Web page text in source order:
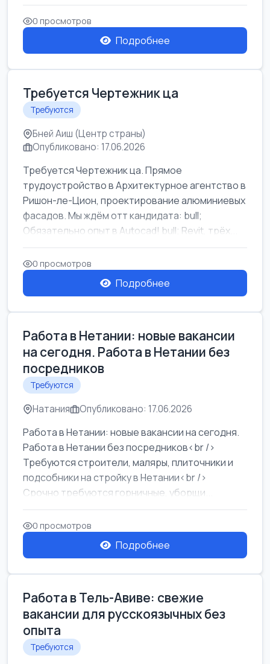
0 просмотров
Подробнее
Требуется Чертежник ца
Требуются
Бней Аиш (Центр страны)
Опубликовано: 17.06.2026
Требуется Чертежник ца. Прямое
трудоустройство в Архитектурное агентство в
Ришон-ле-Цион, проектирование алюминиевых
фасадов. Мы ждём отт кандидата: bull;
Обязательно опыт в Autocad! bull; Revit, трёх...
0 просмотров
Подробнее
Работа в Нетании: новые вакансии
на сегодня. Работа в Нетании без
посредников
Требуются
Натания Опубликовано: 17.06.2026
Работа в Нетании: новые вакансии на сегодня.
Работа в Нетании без посредников<br />
Требуются строители, маляры, плиточники и
подсобники на стройку в Нетании<br />
Срочно требуются горничные, уборщи...
0 просмотров
Подробнее
Работа в Тель-Авиве: свежие
вакансии для русскоязычных без
опыта
Требуются